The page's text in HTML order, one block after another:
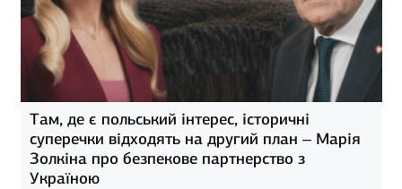
Там, де є польський інтерес, історичні
суперечки відходять на другий план – Марія
Золкіна про безпекове партнерство з
Україною